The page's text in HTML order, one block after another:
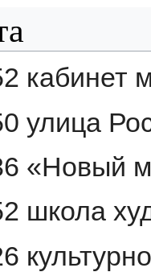
кабинет
улица
«Новый
школа